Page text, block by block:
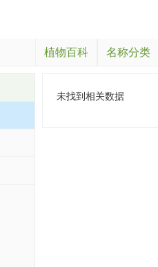
植物百科 名称分类
未找到相关数据